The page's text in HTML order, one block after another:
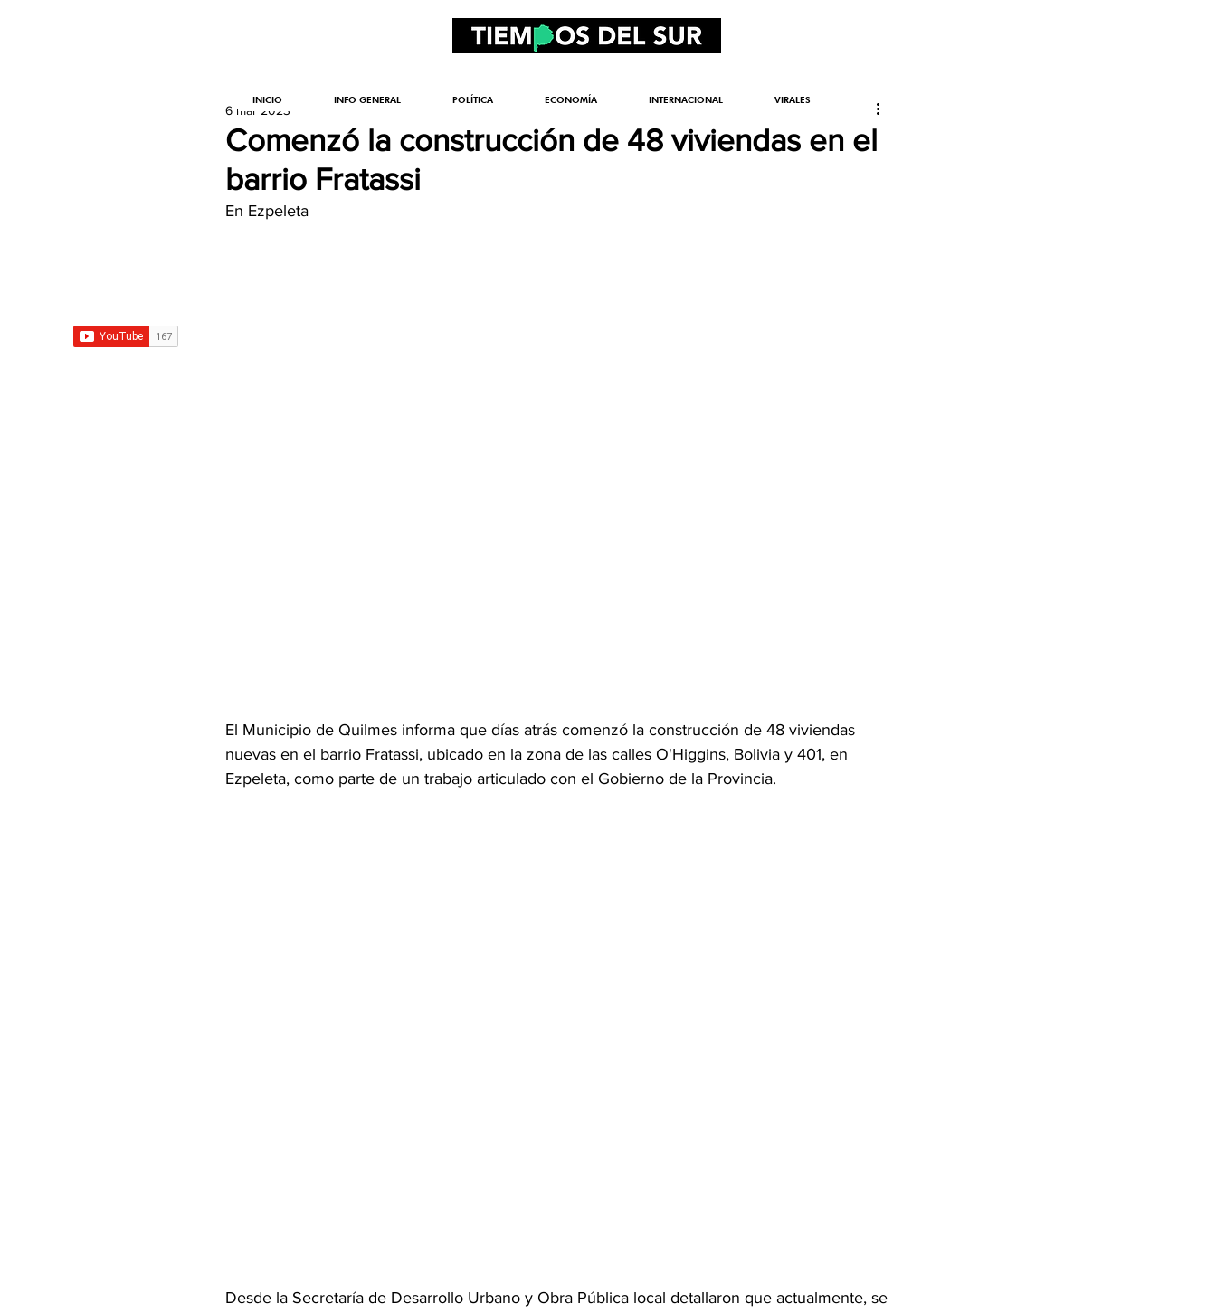
Comenzó la construcción de 48 viviendas en el
barrio Fratassi
6 mar 2023
En Ezpeleta
El Municipio de Quilmes informa que días atrás comenzó la construcción de 48 viviendas
nuevas en el barrio Fratassi, ubicado en la zona de las calles O'Higgins, Bolivia y 401, en
Ezpeleta, como parte de un trabajo articulado con el Gobierno de la Provincia.
Desde la Secretaría de Desarrollo Urbano y Obra Pública local detallaron que actualmente, se
INICIO INFO GENERAL POLÍTICA ECONOMÍA INTERNACIONAL VIRALES